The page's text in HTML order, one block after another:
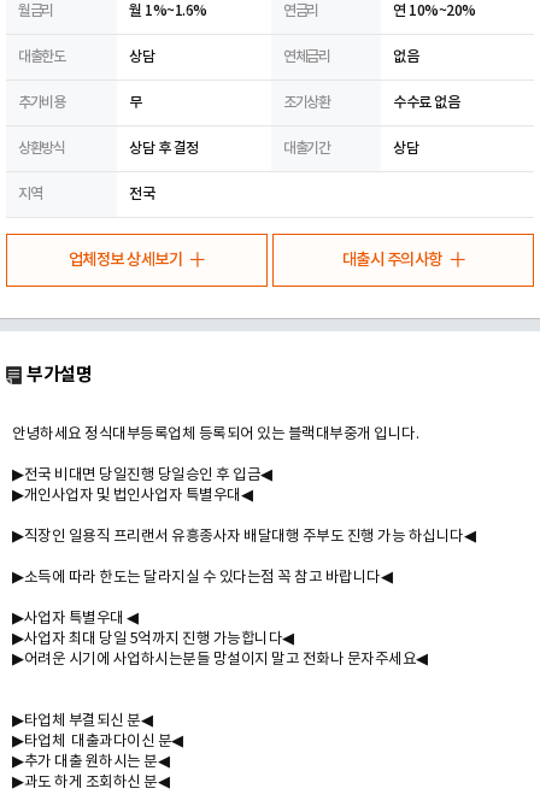
월금리 월 1%~1.6% 연금리 연 10%~20%
대출한도 상담 연체금리 없음
추가비용 무 조기상환 수수료 없음
상환방식 상담 후 결정 대출기간 상담
지역 전국
업체정보 상세보기 대출시 주의사항
부가설명
안녕하세요 정식대부등록업체 등록되어 있는 블랙대부중개 입니다.
▶전국 비대면 당일진행 당일승인 후 입금◀
▶개인사업자 및 법인사업자 특별우대◀
▶직장인 일용직 프리랜서 유흥종사자 배달대행 주부도 진행 가능 하십니다◀
▶소득에 따라 한도는 달라지실 수 있다는점 꼭 참고 바랍니다◀
▶사업자 특별우대 ◀
▶사업자 최대 당일 5억까지 진행 가능합니다◀
▶어려운 시기에 사업하시는분들 망설이지 말고 전화나 문자주세요◀
▶타업체 부결되신 분◀
▶타업체 대출과다이신 분◀
▶추가 대출 원하시는 분◀
▶과도 하게 조회하신 분◀